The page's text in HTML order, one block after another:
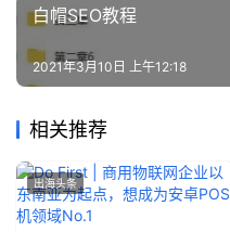
白帽SEO教程
2021年3月10日 上午12:18
相关推荐
出海头条